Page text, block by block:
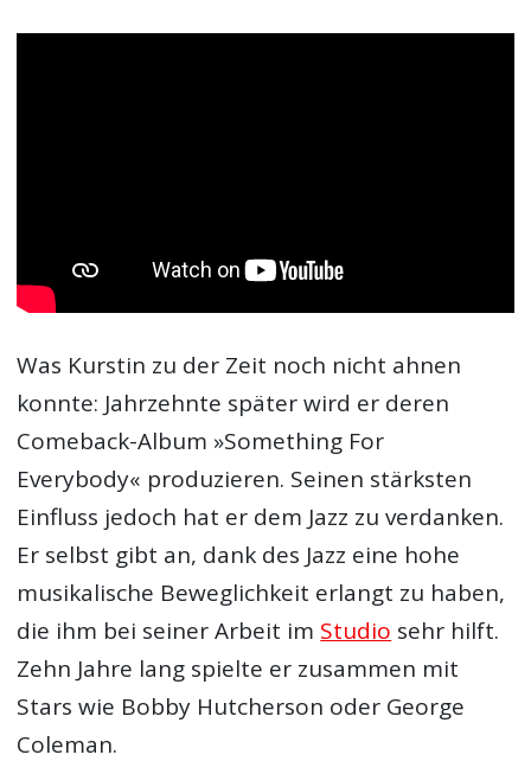
Was Kurstin zu der Zeit noch nicht ahnen
konnte: Jahrzehnte später wird er deren
Comeback-Album »Something For
Everybody« produzieren. Seinen stärksten
Einfluss jedoch hat er dem Jazz zu verdanken.
Er selbst gibt an, dank des Jazz eine hohe
musikalische Beweglichkeit erlangt zu haben,
die ihm bei seiner Arbeit im Studio sehr hilft.
Zehn Jahre lang spielte er zusammen mit
Stars wie Bobby Hutcherson oder George
Coleman.